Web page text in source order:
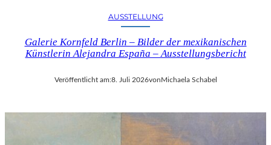
AUSSTELLUNG
Galerie Kornfeld Berlin – Bilder der mexikanischen
Künstlerin Alejandra España – Ausstellungsbericht
Veröffentlicht am:8. Juli 2026vonMichaela Schabel